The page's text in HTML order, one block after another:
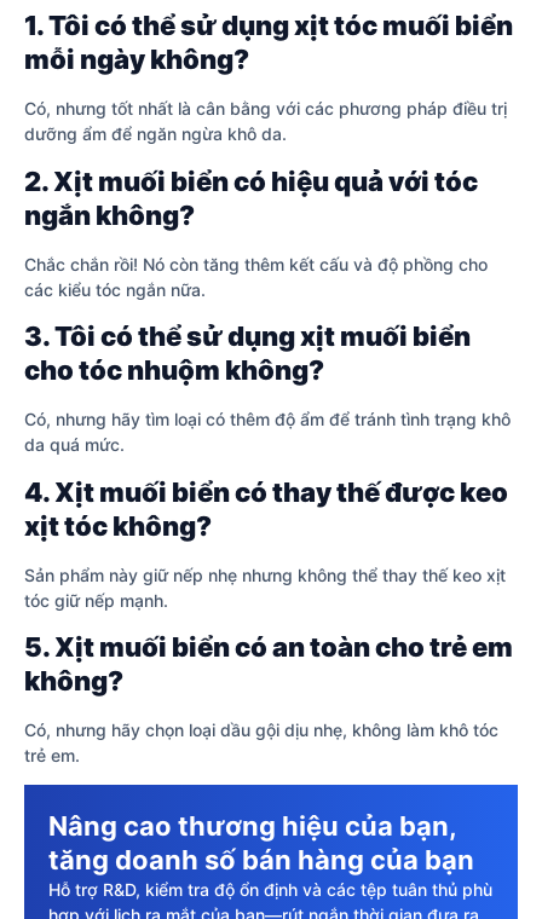
1. Tôi có thể sử dụng xịt tóc muối biển
mỗi ngày không?
Có, nhưng tốt nhất là cân bằng với các phương pháp điều trị
dưỡng ẩm để ngăn ngừa khô da.
2. Xịt muối biển có hiệu quả với tóc
ngắn không?
Chắc chắn rồi! Nó còn tăng thêm kết cấu và độ phồng cho
các kiểu tóc ngắn nữa.
3. Tôi có thể sử dụng xịt muối biển
cho tóc nhuộm không?
Có, nhưng hãy tìm loại có thêm độ ẩm để tránh tình trạng khô
da quá mức.
4. Xịt muối biển có thay thế được keo
xịt tóc không?
Sản phẩm này giữ nếp nhẹ nhưng không thể thay thế keo xịt
tóc giữ nếp mạnh.
5. Xịt muối biển có an toàn cho trẻ em
không?
Có, nhưng hãy chọn loại dầu gội dịu nhẹ, không làm khô tóc
trẻ em.
Nâng cao thương hiệu của bạn,
tăng doanh số bán hàng của bạn
Hỗ trợ R&D, kiểm tra độ ổn định và các tệp tuân thủ phù